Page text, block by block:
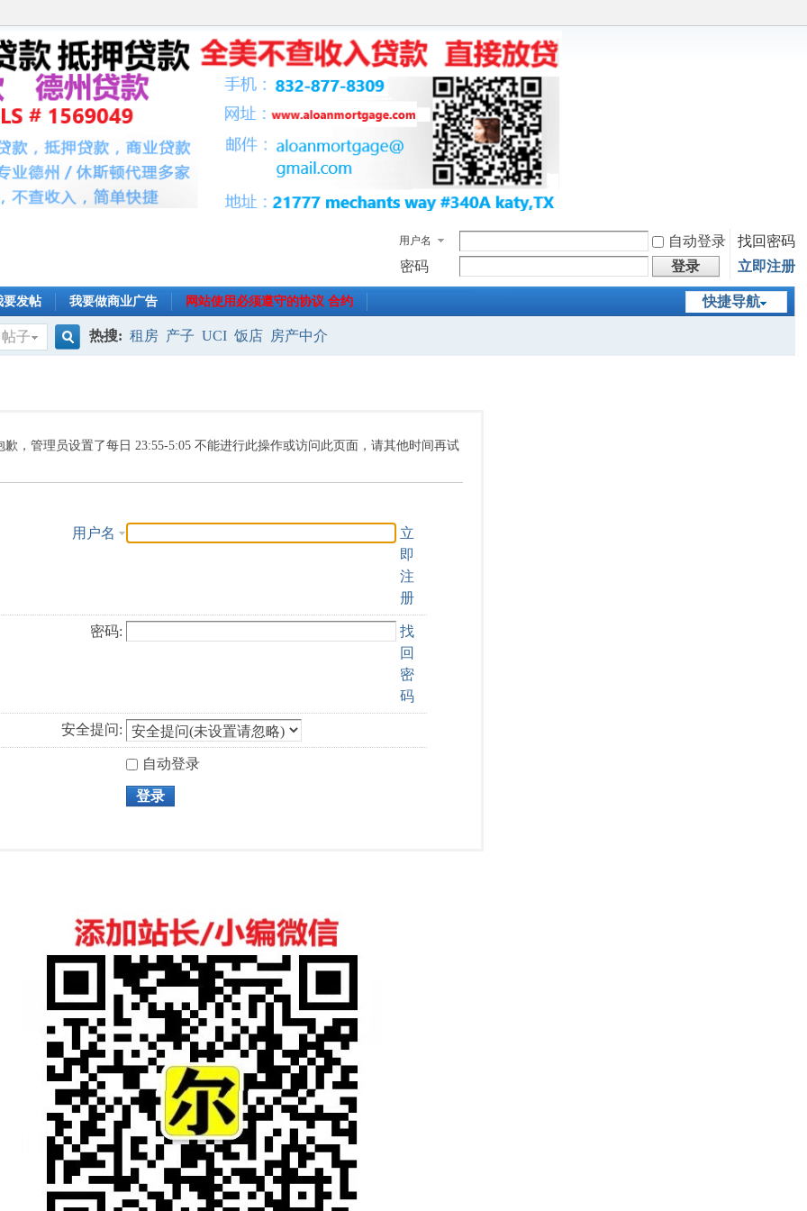
用户名 自动登录
找回密码
密码
登录 立即注册
快捷导航
要发帖 我要做商业广告 网站使用必须遵守的协议 合约
帖子
索
热搜: 租房 产子 UCI 饭店 房产中介
歉，管理员设置了每日 23:55-5:05 不能进行此操作或访问此页面，请其他时间再试
用户名
立
即
注
册
密码:
找
回
密
码
安全提问:
自动登录
登录